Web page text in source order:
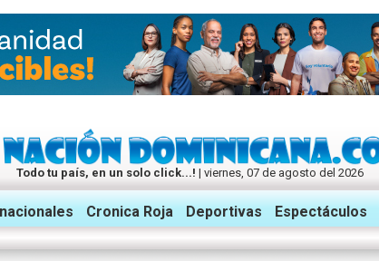
Todo tu país, en un solo click...! | viernes, 07 de agosto del 2026
Cronica Roja Deportivas Espectáculos